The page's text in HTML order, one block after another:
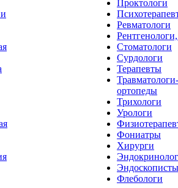
Проктологи
Ревматологи
Стоматологи
Сурдологи
Терапевты
Травматологи-
ортопеды
Трихологи
Урологи
Фониатры
Хирурги
Эндоскописты
Флебологи